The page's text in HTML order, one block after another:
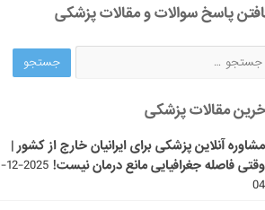
پاسخ سوالات و مقالات پزشکی
مقالات پزشکی
مشاوره آنلاین پزشکی برای ایرانیان خارج از کشور |
وقتی فاصله جغرافیایی مانع درمان نیست!
2025-12-
04